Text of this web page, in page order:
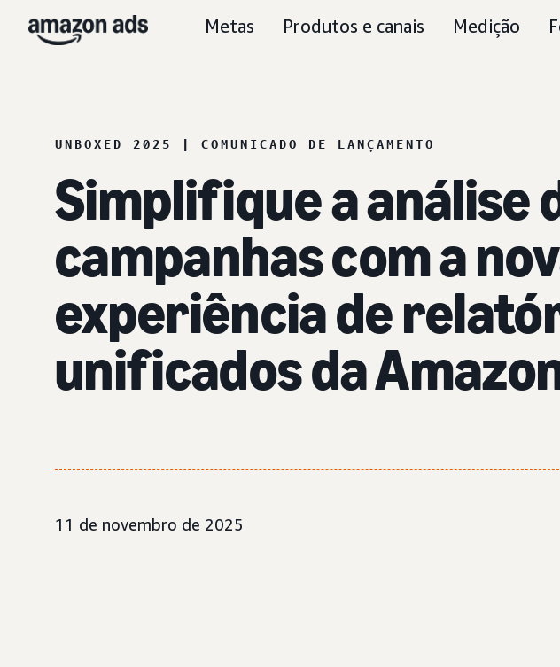
Metas Produtos e canais Medição
UNBOXED 2025 | COMUNICADO DE LANÇAMENTO
Simplifique a análise
campanhas com a
experiência de
unificados da
11 de novembro de 2025